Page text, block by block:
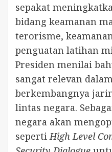
sepakat
bidang keamanan
terorisme,
penguatan latihan
Presiden menilai
sangat relevan
berkembangnya
lintas negara.
negara akan
seperti High Level